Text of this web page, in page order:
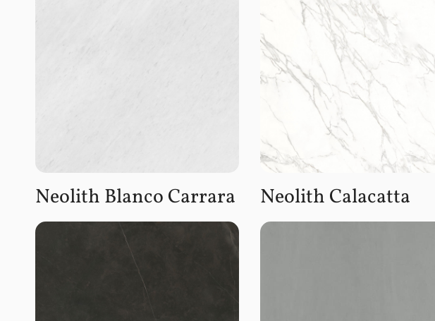
Neolith Blanco Carrara Neolith Calacatta